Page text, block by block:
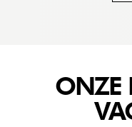
ONZE